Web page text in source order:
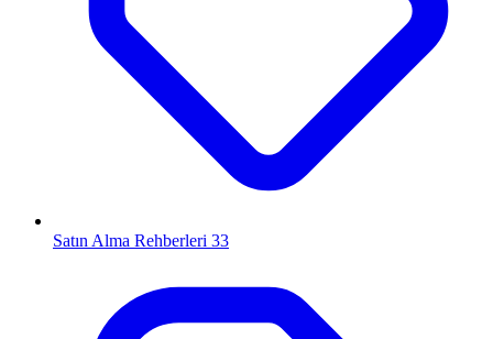
Satın Alma Rehberleri 33